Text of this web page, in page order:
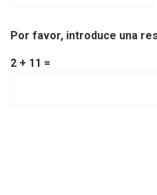
Por favor, introduce una
2 + 11 =